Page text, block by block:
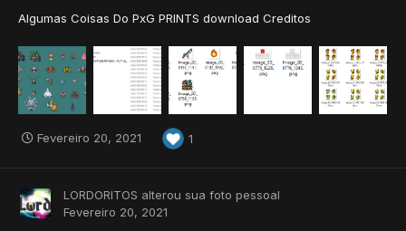
Algumas Coisas Do PxG PRINTS download Creditos
Fevereiro 20, 2021 1
LORDORITOS alterou sua foto pessoal
Fevereiro 20, 2021